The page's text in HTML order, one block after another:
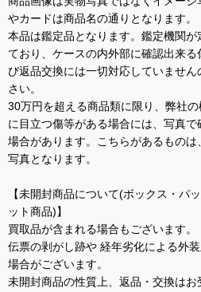
やカードは商品名の通りとなります。
本品は鑑定品となります。鑑定機関
ており、ケースの内外部に確認出来
び返品交換には一切対応していませ
さい。
30万円を超える商品類に限り、弊社
に目立つ傷等がある場合には、写真
場合があります。こちらがあるもの
写真となります。
【未開封商品について(ボックス・パ
ット商品)】
買取品が含まれる場合もございます。
伝票の剥がし跡や 経年劣化による外
場合がございます。
未開封商品の性質上、返品・交換はお